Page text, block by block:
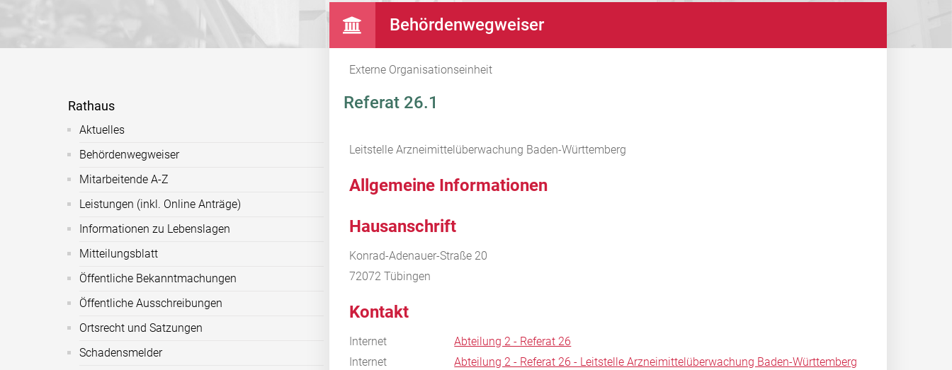
Rathaus
Aktuelles
Behördenwegweiser
Mitarbeitende A-Z
Leistungen (inkl. Online Anträge)
Informationen zu Lebenslagen
Mitteilungsblatt
Öffentliche Bekanntmachungen
Öffentliche Ausschreibungen
Ortsrecht und Satzungen
Schadensmelder
Behördenwegweiser
Externe Organisationseinheit
Referat 26.1
Leitstelle Arzneimittelüberwachung Baden-Württemberg
Allgemeine Informationen
Hausanschrift
Konrad-Adenauer-Straße 20
72072 Tübingen
Kontakt
Internet
Abteilung 2 - Referat 26
Internet
Abteilung 2 - Referat 26 - Leitstelle Arzneimittelüberwachung Baden-Württemberg